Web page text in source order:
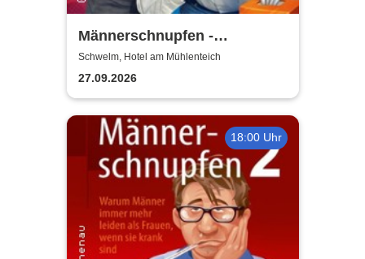
Männerschnupfen -
Buchenau Comedy Tour
Schwelm, Hotel am Mühlenteich
27.09.2026
18:00 Uhr